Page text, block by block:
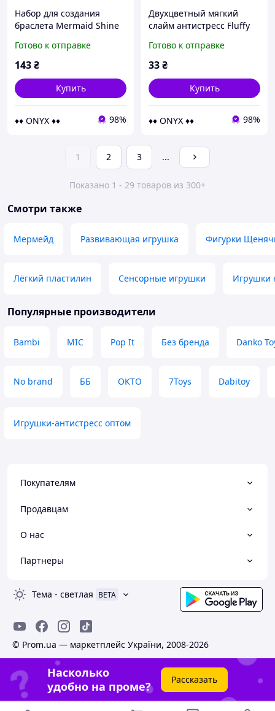
Набор для создания
браслета Mermaid Shine
250мл антистресс в
подарок для девочек
Готово к отправке
143₴
Купить
♦♦ ONYX ♦♦ 98%
Двухцветный мягкий
слайм антистресс Fluffy
детей шелковистая
жмакалка игрушка 40мл
Готово к отправке
33₴
Купить
♦♦ ONYX ♦♦ 98%
1 2 3 ...
Показано 1 - 29 товаров из 300+
Смотри также
Мермейд Развивающая игрушка Фигурки
Лёгкий пластилин Сенсорные игрушки Игрушки
Популярные производители
Bambi MIC Pop It Без бренда Danko
No brand ББ ОКТО 7Toys Dabitoy
Игрушки-антистресс оптом
Покупателям
Продавцам
О нас
Партнеры
Тема - светлая BETA
© Prom.ua — маркетплейс України, 2008-2026
Насколько
удобно на проме?
Рассказать